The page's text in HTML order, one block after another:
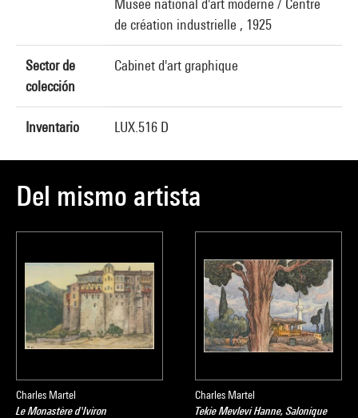
Musée national d'art moderne / Centre
de création industrielle , 1925
Sector de
colección
Cabinet d'art graphique
Inventario LUX.516 D
Del mismo artista
Charles Martel
Le Monastère d'Iviron
Charles Martel
Tekie Mevlevi Hanne, Salonique